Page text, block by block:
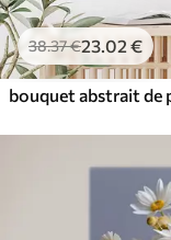
38.37€23.02 €